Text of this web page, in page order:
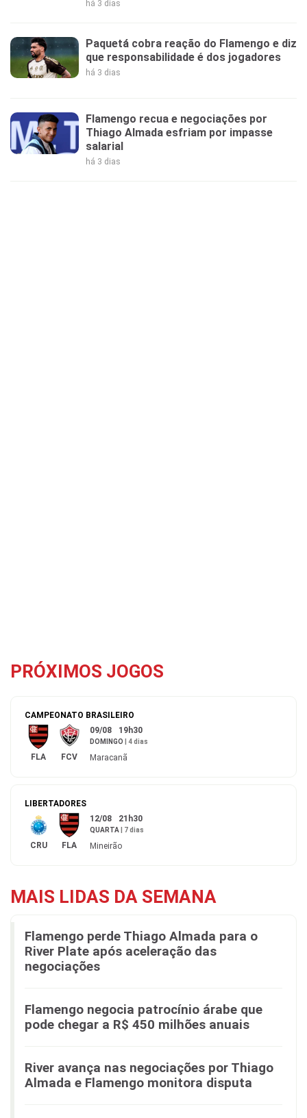
há 3 dias
Paquetá cobra reação do Flamengo e diz
que responsabilidade é dos jogadores
há 3 dias
Flamengo recua e negociações por
Thiago Almada esfriam por impasse
salarial
há 3 dias
PRÓXIMOS JOGOS
CAMPEONATO BRASILEIRO
FLA FCV
09/08 19h30
DOMINGO 4 dias
Maracanã
LIBERTADORES
CRU FLA
12/08 21h30
QUARTA 7 dias
Mineirão
MAIS LIDAS DA SEMANA
Flamengo perde Thiago Almada para o
River Plate após aceleração das
negociações
Flamengo negocia patrocínio árabe que
pode chegar a R$ 450 milhões anuais
River avança nas negociações por Thiago
Almada e Flamengo monitora disputa